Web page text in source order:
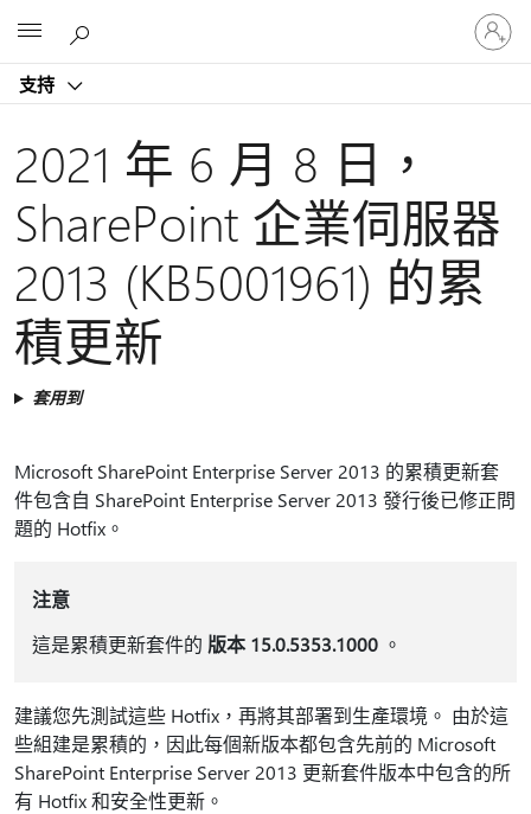
支持
登
入
您
2021 年 6 月 8 日，
SharePoint 企業伺服器
2013 (KB5001961) 的累
積更新
套用到
Microsoft SharePoint Enterprise Server 2013 的累積更新套
件包含自 SharePoint Enterprise Server 2013 發行後已修正問
題的 Hotfix。
注意
這是累積更新套件的 版本 15.0.5353.1000。
建議您先測試這些 Hotfix，再將其部署到生產環境。 由於這
些組建是累積的，因此每個新版本都包含先前的 Microsoft
SharePoint Enterprise Server 2013 更新套件版本中包含的所
有 Hotfix 和安全性更新。